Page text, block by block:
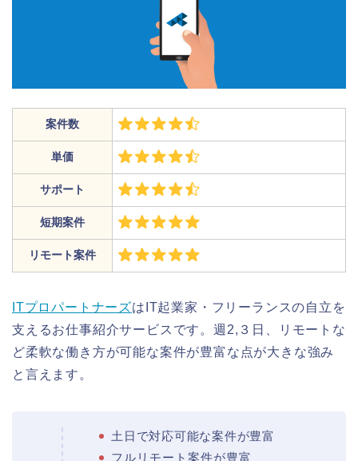
案件数
単価
サポート
短期案件
リモート案件
ITプロパートナーズはIT起業家・フリーランスの自立を
支えるお仕事紹介サービスです。週2,３日、リモートな
ど柔軟な働き方が可能な案件が豊富な点が大きな強み
と言えます。
土日で対応可能な案件が豊富
フルリモート案件が豊富